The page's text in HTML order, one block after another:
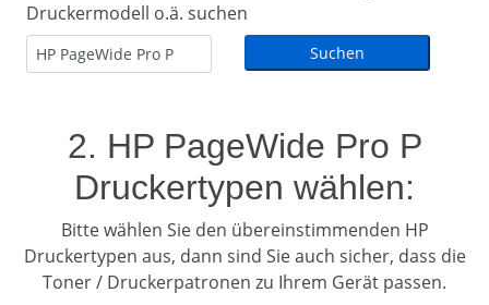
Druckermodell o.ä. suchen
2. HP PageWide Pro P
Druckertypen wählen:
Bitte wählen Sie den übereinstimmenden HP
Druckertypen aus, dann sind Sie auch sicher, dass die
Toner / Druckerpatronen zu Ihrem Gerät passen.